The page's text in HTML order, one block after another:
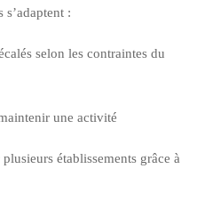
:
selon les contraintes du
une activité
établissements grâce à